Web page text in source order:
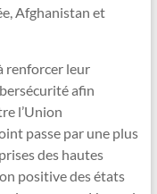
Afghanistan et
renforcer leur
afin
l’Union
passe par une plus
des hautes
positive des états